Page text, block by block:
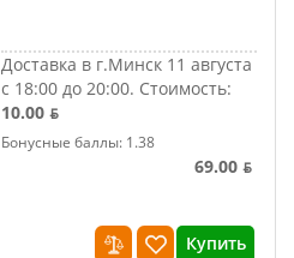
Доставка в г.Минск 11 августа
с 18:00 до 20:00. Стоимость:
10.00 ƃ
Бонусные баллы: 1.38
69.00 ƃ
Купить